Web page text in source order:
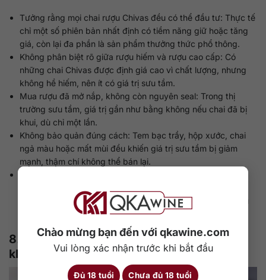
Chào mừng bạn đến với qkawine.com
Vui lòng xác nhận trước khi bắt đầu
Đủ 18 tuổi Chưa đủ 18 tuổi
Tưởng rằng mọi chai rượu Chivas đều có thể đầu tư: Thực tế
chỉ một số phiên bản nhất định có tiềm năng giữ hoặc tăng
giá, còn lại đa phần là sản phẩm thưởng thức phổ thông.
Không phân biệt rõ giữa rượu hiếm và rượu cao cấp: Có
những chai Chivas được định giá cao vì chất lượng, nhưng
không hề hiếm, nên ít có giá trị sưu tầm.
Mua rượu đã mở nắp, không còn nguyên seal: Trong thị
trường sưu tầm, giá trị gần như bằng không nếu chai đã bị
khui, dù chỉ một lần.
Không bảo quản đúng cách: Tem bạc trầy, hộp xước, chai
ngả màu hoặc mất mùi đều khiến giá trị sưu tầm bị giảm
mạnh, thậm chí không thể bán lại.
Không có hóa đơn, chứng từ hoặc nguồn gốc rõ ràng: Điều
đặc biệt khi giao dịch với người mua cao cấp hoặc sàn đầu
tư rượu quốc tế.
8. Có nên đầu tư rượu Chivas tại Việt Nam
không?